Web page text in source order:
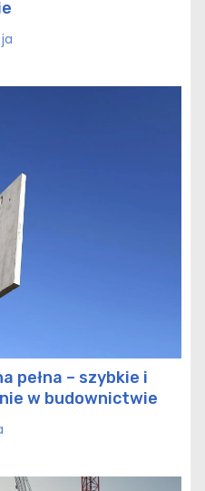
pełna – szybkie i
w budownictwie